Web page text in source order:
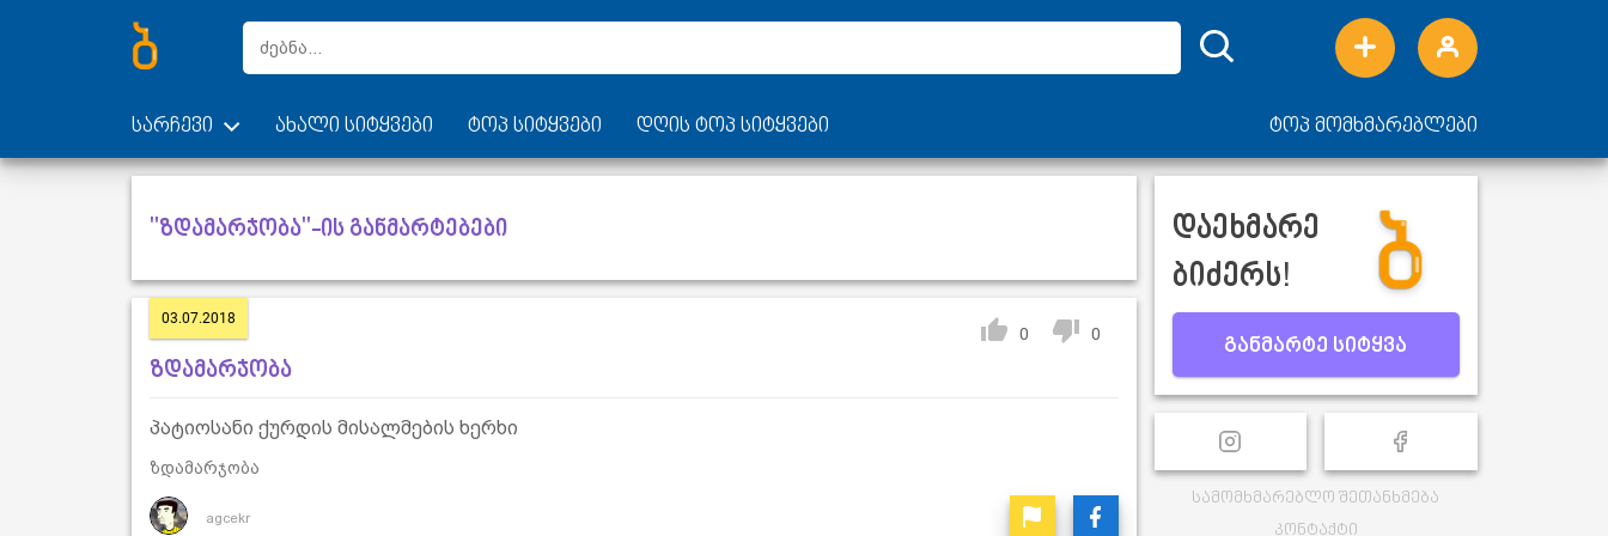
სარჩევი ახალი სიტყვები ტოპ სიტყვები დღის ტოპ სიტყვები ტოპ მომხმარებლები
"ზდამარჯობა"-ის განმარტებები
03.07.2018
0 0
ზდამარჯობა
პატიოსანი ქურდის მისალმების ხერხი
ზდამარჯობა
agcekr
დაეხმარე
ბიძერს!
განმარტე სიტყვა
სამომხმარებლო შეთანხმება
კონტაქტი